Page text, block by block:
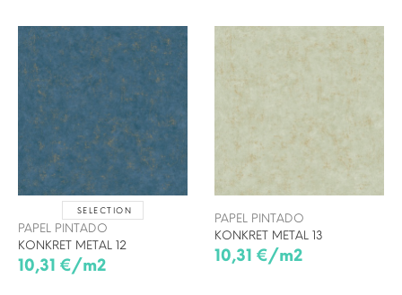
SELECTION
PAPEL PINTADO
KONKRET METAL 12
10,31 €/m2
PAPEL PINTADO
KONKRET METAL 13
10,31 €/m2